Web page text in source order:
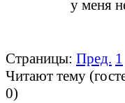
у меня
Страницы: Пред. 1
Читают тему
0)